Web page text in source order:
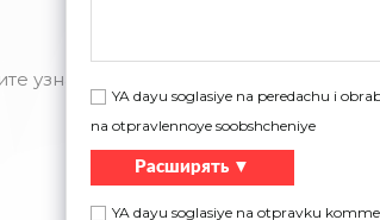
YA dayu soglasiye na peredachu i
na otpravlennoye soobshcheniye
Расширять ▼
YA dayu soglasiye na otpravku
узнать больше о наших продуктах,